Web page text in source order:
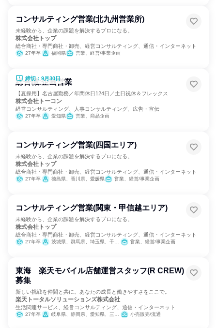
コンサルティング営業(北九州営業所)
未経験から、企業の課題を解決するプロになる。
株式会社トップ
総合商社・専門商社・卸売、経営コンサルティング、通信・インターネット
27年卒 福岡県 営業、経営/事業企画
締切：9月30日
総合職:企画営業
【夏採用】名古屋勤務／年間休日124日／土日祝休＆フレックス
株式会社トーコン
経営コンサルティング、人事コンサルティング、広告・宣伝
27年卒 愛知県 営業、商品企画
コンサルティング営業(四国エリア)
未経験から、企業の課題を解決するプロになる。
株式会社トップ
総合商社・専門商社・卸売、経営コンサルティング、通信・インターネット
27年卒 徳島県、香川県、愛媛県 営業、経営/事業企画
コンサルティング営業(関東・甲信越エリア)
未経験から、企業の課題を解決するプロになる。
株式会社トップ
総合商社・専門商社・卸売、経営コンサルティング、通信・インターネット
27年卒 茨城県、群馬県、埼玉県、千葉県、東京都、神奈川県、長野県 営業、経営/事業企画
東海 楽天モバイル店舗運営スタッフ(R CREW)
募集
新しい挑戦を仲間と共に。あなたの成長と働きやすさをここで。
楽天トータルソリューションズ株式会社
生活関連サービス、経営コンサルティング、通信・インターネット
27年卒 岐阜県、静岡県、愛知県、三重県 小売販売/流通